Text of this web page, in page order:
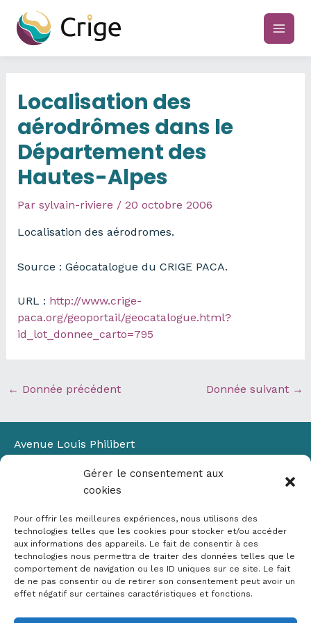
Gérer le consentement aux
cookies
Pour offrir les meilleures expériences, nous utilisons des
technologies telles que les cookies pour stocker et/ou accéder
aux informations des appareils. Le fait de consentir à ces
technologies nous permettra de traiter des données telles que le
comportement de navigation ou les ID uniques sur ce site. Le fait
de ne pas consentir ou de retirer son consentement peut avoir un
effet négatif sur certaines caractéristiques et fonctions.
contenu
main
Localisation des
aérodrômes dans le
Département des
Hautes-Alpes
Par sylvain-riviere / 20 octobre 2006
Localisation des aérodromes.
Source : Géocatalogue du CRIGE PACA.
URL : http://www.crige-
paca.org/geoportail/geocatalogue.html?
id_lot_donnee_carto=795
← Donnée précédent Donnée suivant →
Avenue Louis Philibert
Bâtiment Laennec
13100 Aix-en-Provence
✉ contact@crige-paca.org